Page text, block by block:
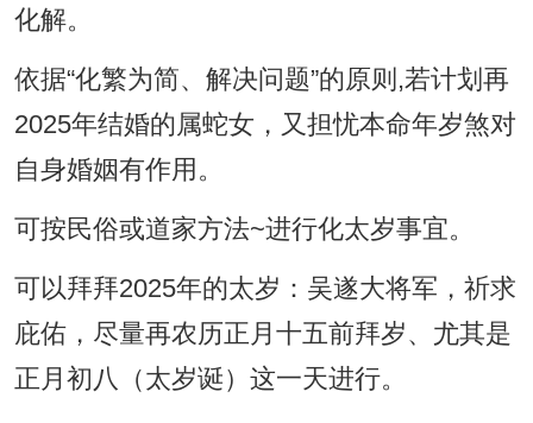
化解。
依据“化繁为简、解决问题”的原则,若计划再
2025年结婚的属蛇女，又担忧本命年岁煞对
自身婚姻有作用。
可按民俗或道家方法~进行化太岁事宜。
可以拜拜2025年的太岁：吴遂大将军，祈求
庇佑，尽量再农历正月十五前拜岁、尤其是
正月初八（太岁诞）这一天进行。